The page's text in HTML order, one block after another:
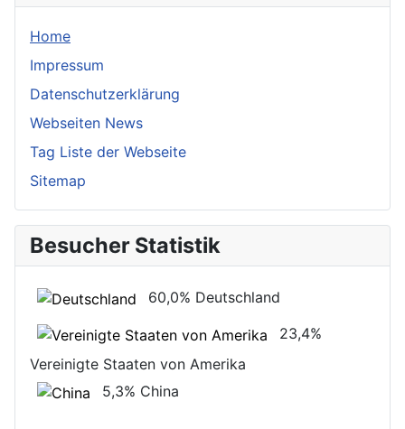
Home
Impressum
Datenschutzerklärung
Webseiten News
Tag Liste der Webseite
Sitemap
Besucher Statistik
60,0% Deutschland
23,4%
Vereinigte Staaten von Amerika
5,3% China